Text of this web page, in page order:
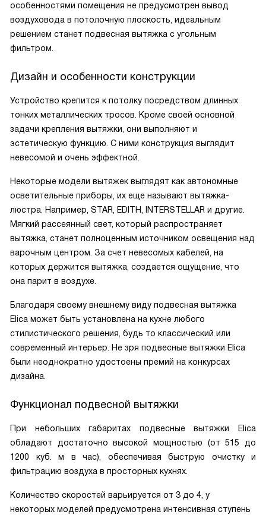
особенностями помещения не предусмотрен вывод
воздуховода в потолочную плоскость, идеальным
решением станет подвесная вытяжка с угольным
фильтром.
Дизайн и особенности конструкции
Устройство крепится к потолку посредством длинных
тонких металлических тросов. Кроме своей основной
задачи крепления вытяжки, они выполняют и
эстетическую функцию. С ними конструкция выглядит
невесомой и очень эффектной.
Некоторые модели вытяжек выглядят как автономные
осветительные приборы, их еще называют вытяжка-
люстра. Например, STAR, EDITH, INTERSTELLAR и другие.
Мягкий рассеянный свет, который распространяет
вытяжка, станет полноценным источником освещения над
варочным центром. За счет невесомых кабелей, на
которых держится вытяжка, создается ощущение, что
она парит в воздухе.
Благодаря своему внешнему виду подвесная вытяжка
Elica может быть установлена на кухне любого
стилистического решения, будь то классический или
современный интерьер. Не зря подвесные вытяжки Elica
были неоднократно удостоены премий на конкурсах
дизайна.
Функционал подвесной вытяжки
При небольших габаритах подвесные вытяжки Elica
обладают достаточно высокой мощностью (от 515 до
1200 куб. м в час), обеспечивая быструю очистку и
фильтрацию воздуха в просторных кухнях.
Количество скоростей варьируется от 3 до 4, у
некоторых моделей предусмотрена интенсивная ступень